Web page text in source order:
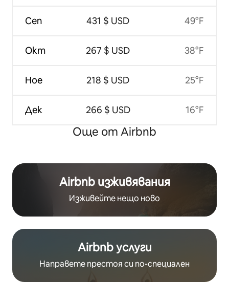
Сеп
Окт
Ное
Дек
431 $ USD
267 $ USD
218 $ USD
266 $ USD
49°F
38°F
25°F
16°F
Още от Airbnb
Airbnb изживявания
Изживейте нещо ново
Airbnb услуги
Направете престоя си по-специален